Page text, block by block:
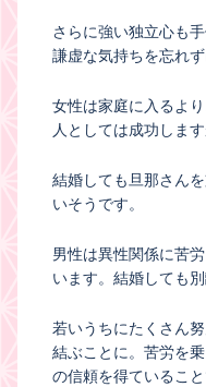
さらに強い独立心も
謙虚な気持ちを忘れ
女性は家庭に入るよ
人としては成功しま
結婚しても旦那さん
いそうです。
男性は異性関係に苦
います。結婚しても
若いうちにたくさん
結ぶことに。苦労を
の信頼を得ていること